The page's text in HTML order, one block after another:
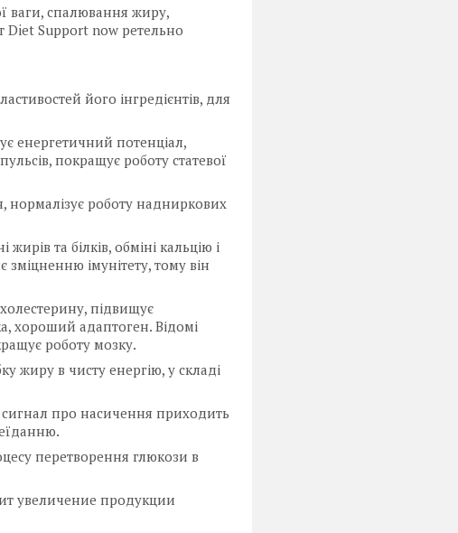
ваги, спалювання жиру,
Diet Support now ретельно
його інгредієнтів, для
енергетичний потенціал,
покращує роботу статевої
нормалізує роботу надниркових
та білків, обміні кальцію і
імунітету, тому він
підвищує
хороший адаптоген. Відомі
роботу мозку.
жиру в чисту енергію, у складі
про насичення приходить
перетворення глюкози в
увеличение продукции